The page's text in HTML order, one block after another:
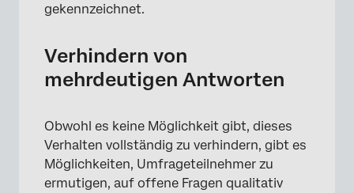
gekennzeichnet.
Verhindern von
mehrdeutigen Antworten
Obwohl es keine Möglichkeit gibt, dieses
Verhalten vollständig zu verhindern, gibt es
Möglichkeiten, Umfrageteilnehmer zu
ermutigen, auf offene Fragen qualitativ